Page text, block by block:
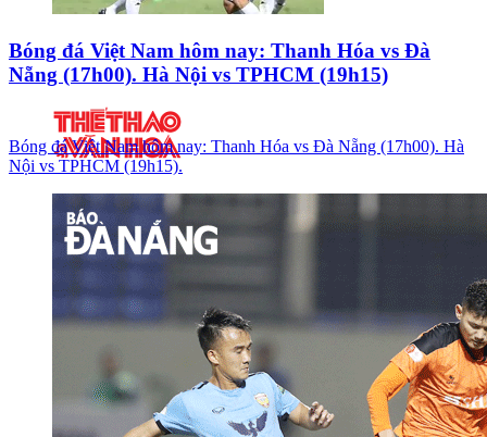
Bóng đá Việt Nam hôm nay: Thanh Hóa vs Đà
Nẵng (17h00). Hà Nội vs TPHCM (19h15)
Bóng đá Việt Nam hôm nay: Thanh Hóa vs Đà Nẵng (17h00). Hà
Nội vs TPHCM (19h15).